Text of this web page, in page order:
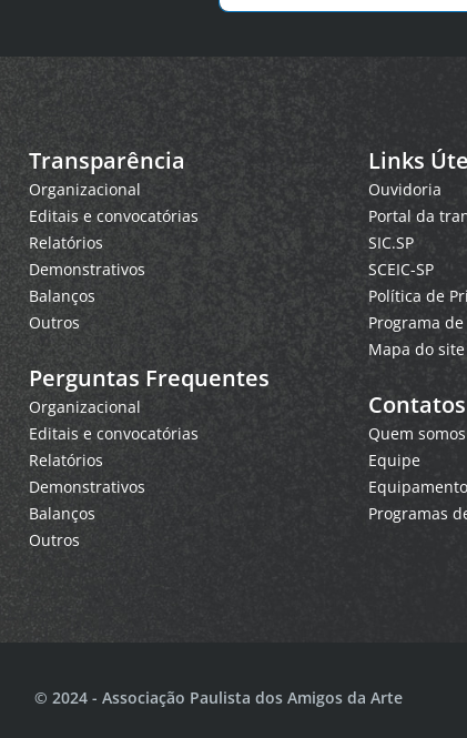
Transparência
Organizacional
Editais e convocatórias
Relatórios
Demonstrativos
Balanços
Outros
Perguntas Frequentes
Organizacional
Editais e convocatórias
Relatórios
Demonstrativos
Balanços
Outros
Links
Ouvidoria
Portal da
SIC.SP
SCEIC-SP
Política de
Programa
Mapa do site
Contatos
Quem somos
Equipe
Programas
© 2024 - Associação Paulista dos Amigos da Arte